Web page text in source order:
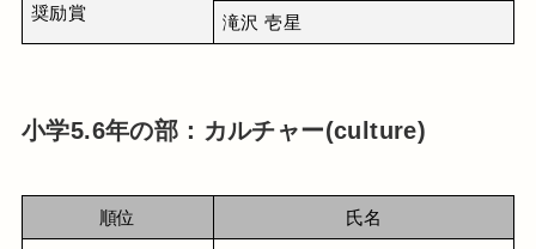
奨励賞 滝沢 壱星
小学5.6年の部：カルチャー(culture)
順位 氏名